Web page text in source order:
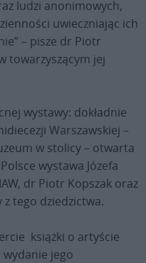
ludzi anonimowych,
uwieczniając ich
– pisze dr Piotr
towarzyszącym jej
wystawy: dokładnie
Warszawskiej –
w stolicy – otwarta
wystawa Józefa
dr Piotr Kopszak oraz
tego dziedzictwa.
książki o artyście
jego